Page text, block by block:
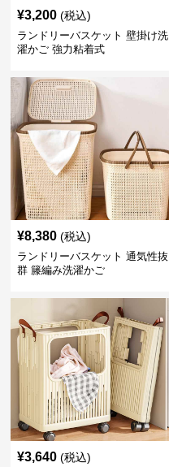
¥3,200 (税込)
ランドリーバスケット 壁掛け洗
濯かご 強力粘着式
¥8,380 (税込)
ランドリーバスケット 通気性抜
群 籐編み洗濯かご
¥3,640 (税込)